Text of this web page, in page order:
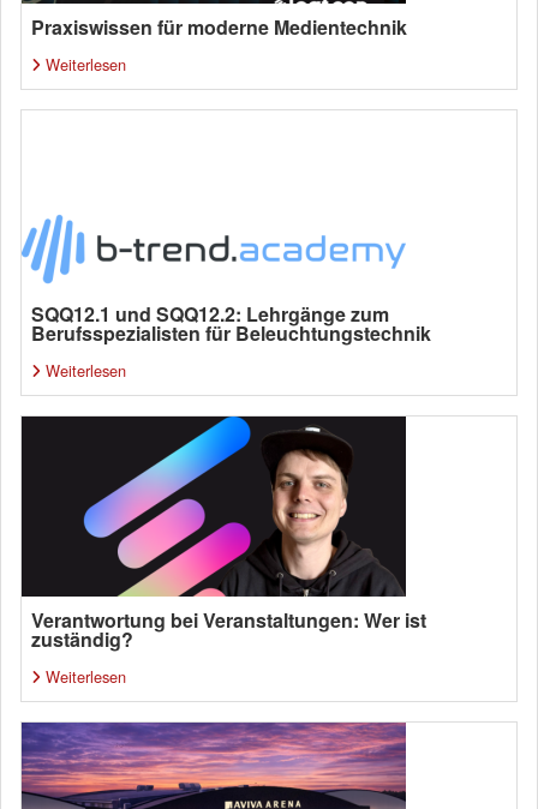
Praxiswissen für moderne Medientechnik
Weiterlesen
SQQ12.1 und SQQ12.2: Lehrgänge zum
Berufsspezialisten für Beleuchtungstechnik
Weiterlesen
Verantwortung bei Veranstaltungen: Wer ist
zuständig?
Weiterlesen